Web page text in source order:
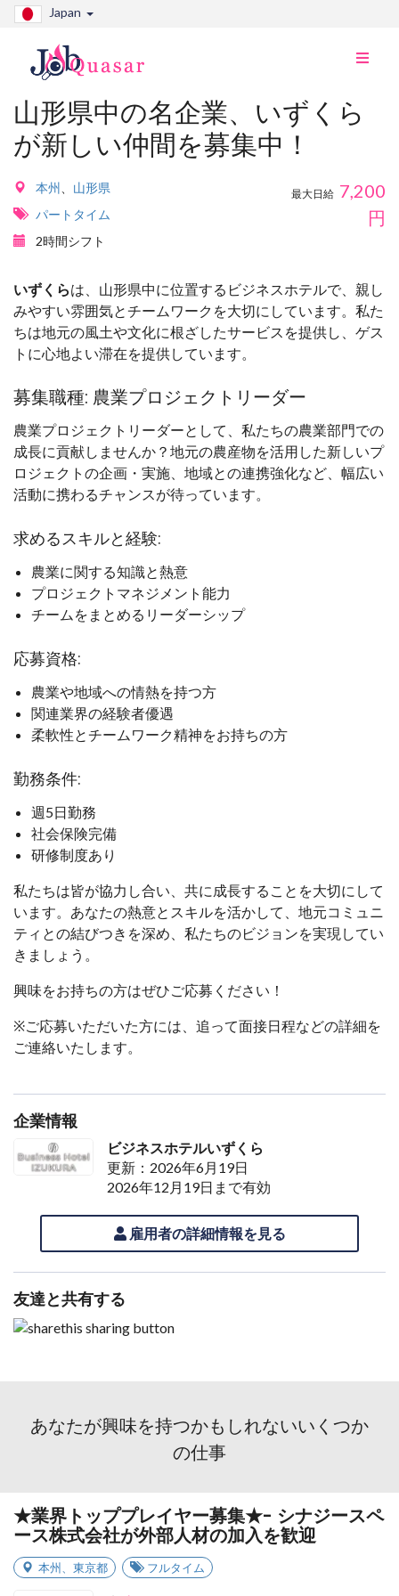
Japan
ナ
り
山形県中の名企業、いずくら
が新しい仲間を募集中！
本州
山形県
パートタイム
2時間シフト
最大日給 7,200
円
いずくらは、山形県中に位置するビジネスホテルで、親し
みやすい雰囲気とチームワークを大切にしています。私た
ちは地元の風土や文化に根ざしたサービスを提供し、ゲス
トに心地よい滞在を提供しています。
募集職種: 農業プロジェクトリーダー
農業プロジェクトリーダーとして、私たちの農業部門での
成長に貢献しませんか？地元の農産物を活用した新しいプ
ロジェクトの企画・実施、地域との連携強化など、幅広い
活動に携わるチャンスが待っています。
求めるスキルと経験:
農業に関する知識と熱意
プロジェクトマネジメント能力
チームをまとめるリーダーシップ
応募資格:
農業や地域への情熱を持つ方
関連業界の経験者優遇
柔軟性とチームワーク精神をお持ちの方
勤務条件:
週5日勤務
社会保険完備
研修制度あり
私たちは皆が協力し合い、共に成長することを大切にして
います。あなたの熱意とスキルを活かして、地元コミュニ
ティとの結びつきを深め、私たちのビジョンを実現してい
きましょう。
興味をお持ちの方はぜひご応募ください！
※ご応募いただいた方には、追って面接日程などの詳細を
ご連絡いたします。
企業情報
ビジネスホテルいずくら
更新：2026年6月19日
2026年12月19日まで有効
雇用者の詳細情報を見る
友達と共有する
あなたが興味を持つかもしれないいくつか
の仕事
★業界トッププレイヤー募集★- シナジースペ
ース株式会社が外部人材の加入を歓迎
本州 東京都 フルタイム